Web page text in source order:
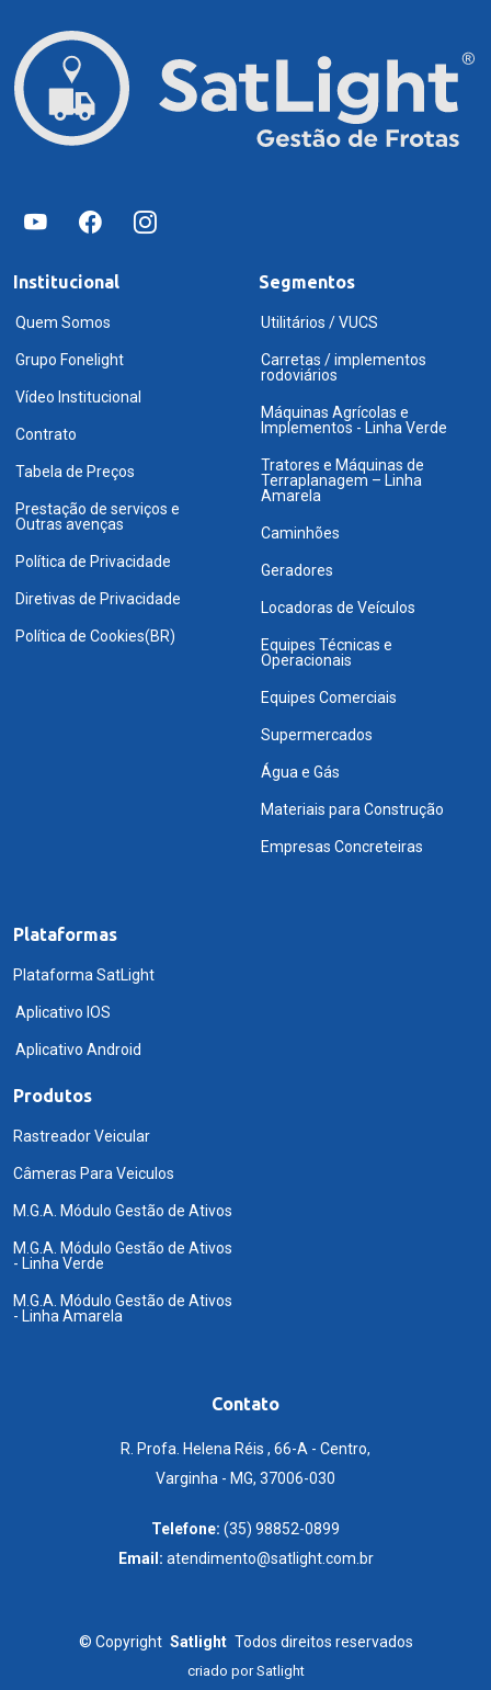
Institucional
Quem Somos
Grupo Fonelight
Vídeo Institucional
Contrato
Tabela de Preços
Prestação de serviços e
Outras avenças
Política de Privacidade
Diretivas de Privacidade
Política de Cookies(BR)
Segmentos
Utilitários / VUCS
Carretas / implementos
rodoviários
Máquinas Agrícolas e
Implementos - Linha Verde
Tratores e Máquinas de
Terraplanagem – Linha
Amarela
Caminhões
Geradores
Locadoras de Veículos
Equipes Técnicas e
Operacionais
Equipes Comerciais
Supermercados
Água e Gás
Materiais para Construção
Empresas Concreteiras
Plataformas
Plataforma SatLight
Aplicativo IOS
Aplicativo Android
Produtos
Rastreador Veicular
Câmeras Para Veiculos
M.G.A. Módulo Gestão de Ativos
M.G.A. Módulo Gestão de Ativos
- Linha Verde
M.G.A. Módulo Gestão de Ativos
- Linha Amarela
Contato
R. Profa. Helena Réis , 66-A - Centro,
Varginha - MG, 37006-030
Telefone: (35) 98852-0899
Email: atendimento@satlight.com.br
© Copyright Satlight Todos direitos reservados
criado porSatlight